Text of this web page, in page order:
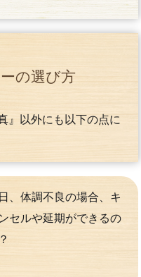
の選び方
』以外にも以下の点に
、体調不良の場合、キ
セルや延期ができるの